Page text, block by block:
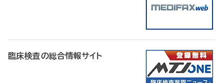
臨床検査の総合情報サイト